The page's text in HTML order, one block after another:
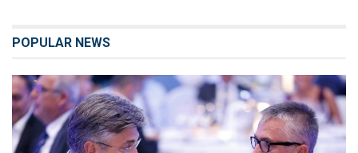
POPULAR NEWS